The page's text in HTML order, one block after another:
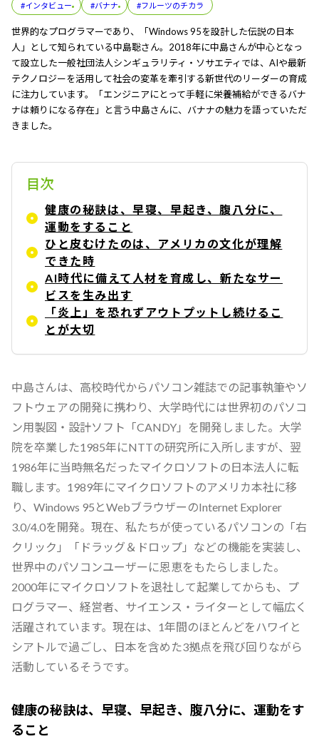
#インタビュー #バナナ #フルーツのチカラ
世界的なプログラマーであり、「Windows 95を設計した伝説の日本
人」として知られている中島聡さん。2018年に中島さんが中心となっ
て設立した一般社団法人シンギュラリティ・ソサエティでは、AIや最新
テクノロジーを活用して社会の変革を牽引する新世代のリーダーの育成
に注力しています。「エンジニアにとって手軽に栄養補給ができるバナ
ナは頼りになる存在」と言う中島さんに、バナナの魅力を語っていただ
きました。
目次
健康の秘訣は、早寝、早起き、腹八分に、
運動をすること
ひと皮むけたのは、アメリカの文化が理解
できた時
AI時代に備えて人材を育成し、新たなサー
ビスを生み出す
「炎上」を恐れずアウトプットし続けるこ
とが大切
中島さんは、高校時代からパソコン雑誌での記事執筆やソ
フトウェアの開発に携わり、大学時代には世界初のパソコ
ン用製図・設計ソフト「CANDY」を開発しました。大学
院を卒業した1985年にNTTの研究所に入所しますが、翌
1986年に当時無名だったマイクロソフトの日本法人に転
職します。1989年にマイクロソフトのアメリカ本社に移
り、Windows 95とWebブラウザーのInternet Explorer
3.0/4.0を開発。現在、私たちが使っているパソコンの「右
クリック」「ドラッグ＆ドロップ」などの機能を実装し、
世界中のパソコンユーザーに恩恵をもたらしました。
2000年にマイクロソフトを退社して起業してからも、プ
ログラマー、経営者、サイエンス・ライターとして幅広く
活躍されています。現在は、1年間のほとんどをハワイと
シアトルで過ごし、日本を含めた3拠点を飛び回りながら
活動しているそうです。
健康の秘訣は、早寝、早起き、腹八分に、運動をす
ること